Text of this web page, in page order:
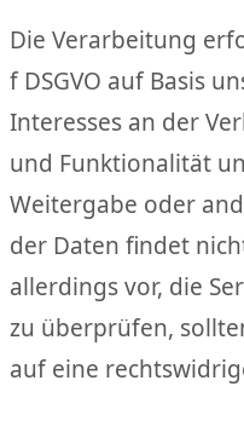
Die Verarbeitung
f DSGVO auf Basis
Interesses an der
und Funktionalität
Weitergabe oder
der Daten findet
allerdings vor, die
zu überprüfen,
auf eine